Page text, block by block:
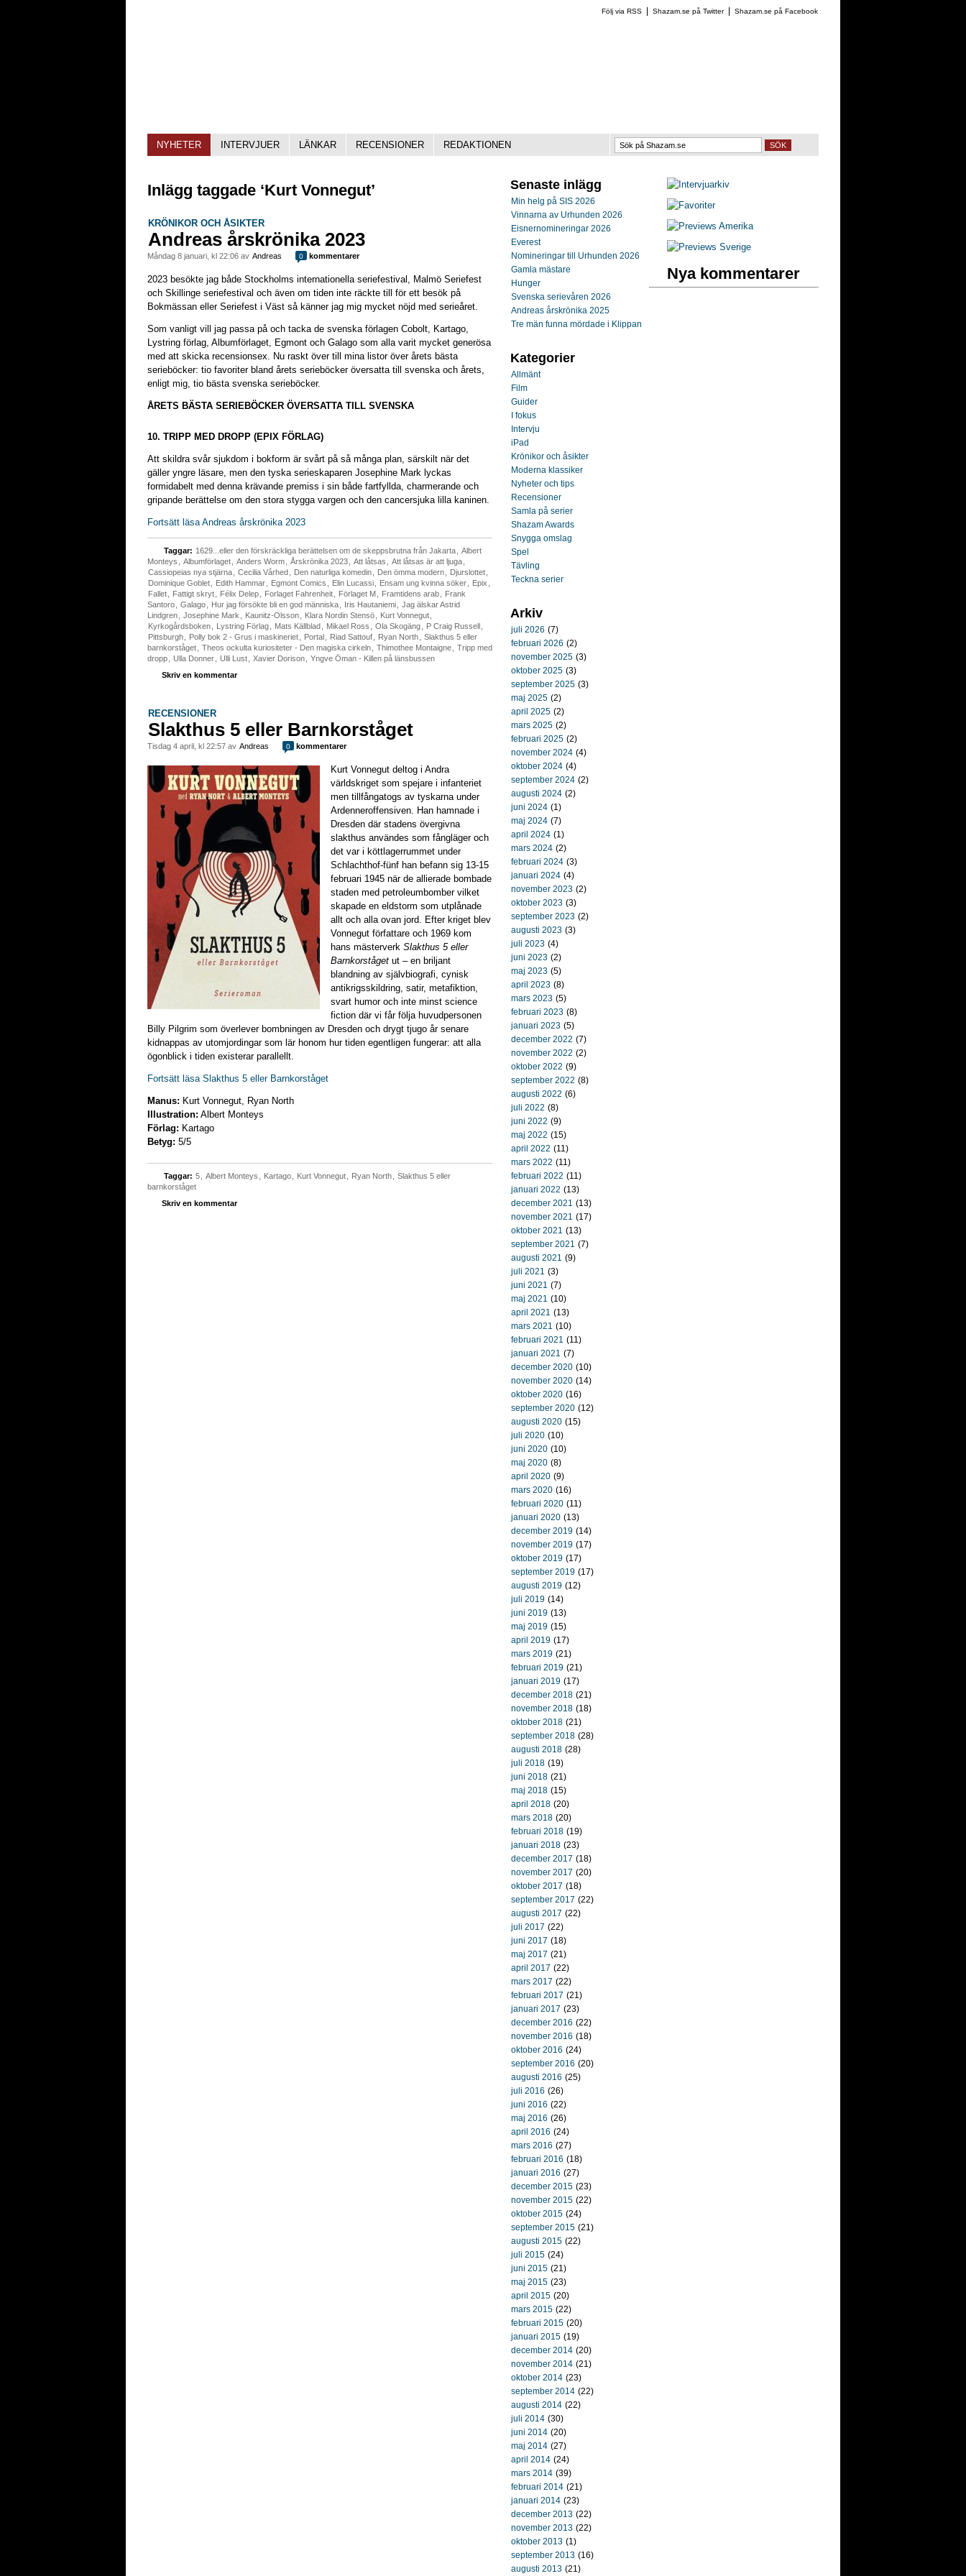
Shazam.se på Facebook
Shazam.se på Twitter
Följ via RSS
NYHETER INTERVJUER LÄNKAR RECENSIONER REDAKTIONEN SÖK
Inlägg taggade ‘Kurt Vonnegut’
KRÖNIKOR OCH ÅSIKTER
Andreas årskrönika 2023
måndag 8 januari, kl 22:06 av Andreas 0 kommentarer
2023 besökte jag både Stockholms internationella seriefestival, Malmö Seriefest
och Skillinge seriefestival och även om tiden inte räckte till för ett besök på
Bokmässan eller Seriefest i Väst så känner jag mig mycket nöjd med serieåret.
Som vanligt vill jag passa på och tacka de svenska förlagen Cobolt, Kartago,
Lystring förlag, Albumförlaget, Egmont och Galago som alla varit mycket generösa
med att skicka recensionsex. Nu raskt över till mina listor över årets bästa
serieböcker: tio favoriter bland årets serieböcker översatta till svenska och årets,
enligt mig, tio bästa svenska serieböcker.
ÅRETS BÄSTA SERIEBÖCKER ÖVERSATTA TILL SVENSKA
10. TRIPP MED DROPP (EPIX FÖRLAG)
Att skildra svår sjukdom i bokform är svårt på så många plan, särskilt när det
gäller yngre läsare, men den tyska serieskaparen Josephine Mark lyckas
formidabelt med denna krävande premiss i sin både fartfyllda, charmerande och
gripande berättelse om den stora stygga vargen och den cancersjuka lilla kaninen.
Fortsätt läsa Andreas årskrönika 2023
Taggar: 1629...eller den förskräckliga berättelsen om de skeppsbrutna från Jakarta
Albert
Monteys
Albumförlaget Anders Worm Årskrönika 2023 Att låtsas Att låtsas är att ljuga
Cassiopeias nya stjärna
Cecilia Vårhed Den naturliga komedin Den ömma modern Djurslottet
Dominique Goblet
Edith Hammar Egmont Comics Elin Lucassi Ensam ung kvinna söker Epix
Fallet
Fattigt skryt Félix Delep Forlaget Fahrenheit Förlaget M Framtidens arab
Frank
Santoro
Galago Hur jag försökte bli en god människa Iris Hautaniemi
Jag älskar Astrid
Lindgren
Josephine Mark Kaunitz-Olsson Klara Nordin Stensö Kurt Vonnegut
Kyrkogårdsboken
Lystring Förlag Mats Källblad Mikael Ross Ola Skogäng P Craig Russell
Pittsburgh
Polly bok 2 - Grus i maskineriet Portal Riad Sattouf Ryan North
Slakthus 5 eller
barnkorståget
Theos ockulta kuriositeter - Den magiska cirkeln Thimothee Montaigne
Tripp med
dropp
Ulla Donner Ulli Lust Xavier Dorison
Yngve Öman - Killen på länsbussen
Skriv en kommentar
RECENSIONER
Slakthus 5 eller Barnkorståget
tisdag 4 april, kl 22:57 av Andreas 0 kommentarer
Kurt Vonnegut deltog i Andra
världskriget som spejare i infanteriet
men tillfångatogs av tyskarna under
Ardenneroffensiven. Han hamnade i
Dresden där stadens övergivna
slakthus användes som fångläger och
det var i köttlagerrummet under
Schlachthof-fünf han befann sig 13-15
februari 1945 när de allierade bombade
staden med petroleumbomber vilket
skapade en eldstorm som utplånade
allt och alla ovan jord. Efter kriget blev
Vonnegut författare och 1969 kom
hans mästerverk Slakthus 5 eller
Barnkorståget ut – en briljant
blandning av självbiografi, cynisk
antikrigsskildring, satir, metafiktion,
svart humor och inte minst science
fiction där vi får följa huvudpersonen
Billy Pilgrim som överlever bombningen av Dresden och drygt tjugo år senare
kidnappas av utomjordingar som lär honom hur tiden egentligen fungerar: att alla
ögonblick i tiden existerar parallellt.
Fortsätt läsa Slakthus 5 eller Barnkorståget
Manus: Kurt Vonnegut, Ryan North
Illustration: Albert Monteys
Förlag: Kartago
Betyg: 5/5
Taggar: 5 Albert Monteys Kartago Kurt Vonnegut Ryan North
Slakthus 5 eller
barnkorståget
Skriv en kommentar
Senaste inlägg
Min helg på SIS 2026
Vinnarna av Urhunden 2026
Eisnernomineringar 2026
Everest
Nomineringar till Urhunden 2026
Gamla mästare
Hunger
Svenska serievåren 2026
Andreas årskrönika 2025
Tre män funna mördade i Klippan
Kategorier
Allmänt
Film
Guider
I fokus
Intervju
iPad
Krönikor och åsikter
Moderna klassiker
Nyheter och tips
Recensioner
Samla på serier
Shazam Awards
Snygga omslag
Spel
Tävling
Teckna serier
Arkiv
juli 2026 (7)
februari 2026 (2)
november 2025 (3)
oktober 2025 (3)
september 2025 (3)
maj 2025 (2)
april 2025 (2)
mars 2025 (2)
februari 2025 (2)
november 2024 (4)
oktober 2024 (4)
september 2024 (2)
augusti 2024 (2)
juni 2024 (1)
maj 2024 (7)
april 2024 (1)
mars 2024 (2)
februari 2024 (3)
januari 2024 (4)
november 2023 (2)
oktober 2023 (3)
september 2023 (2)
augusti 2023 (3)
juli 2023 (4)
juni 2023 (2)
maj 2023 (5)
april 2023 (8)
mars 2023 (5)
februari 2023 (8)
januari 2023 (5)
december 2022 (7)
november 2022 (2)
oktober 2022 (9)
september 2022 (8)
augusti 2022 (6)
juli 2022 (8)
juni 2022 (9)
maj 2022 (15)
april 2022 (11)
mars 2022 (11)
februari 2022 (11)
januari 2022 (13)
december 2021 (13)
november 2021 (17)
oktober 2021 (13)
september 2021 (7)
augusti 2021 (9)
juli 2021 (3)
juni 2021 (7)
maj 2021 (10)
april 2021 (13)
mars 2021 (10)
februari 2021 (11)
januari 2021 (7)
december 2020 (10)
november 2020 (14)
oktober 2020 (16)
september 2020 (12)
augusti 2020 (15)
juli 2020 (10)
juni 2020 (10)
maj 2020 (8)
april 2020 (9)
mars 2020 (16)
februari 2020 (11)
januari 2020 (13)
december 2019 (14)
november 2019 (17)
oktober 2019 (17)
september 2019 (17)
augusti 2019 (12)
juli 2019 (14)
juni 2019 (13)
maj 2019 (15)
april 2019 (17)
mars 2019 (21)
februari 2019 (21)
januari 2019 (17)
december 2018 (21)
november 2018 (18)
oktober 2018 (21)
september 2018 (28)
augusti 2018 (28)
juli 2018 (19)
juni 2018 (21)
maj 2018 (15)
april 2018 (20)
mars 2018 (20)
februari 2018 (19)
januari 2018 (23)
december 2017 (18)
november 2017 (20)
oktober 2017 (18)
september 2017 (22)
augusti 2017 (22)
juli 2017 (22)
juni 2017 (18)
maj 2017 (21)
april 2017 (22)
mars 2017 (22)
februari 2017 (21)
januari 2017 (23)
december 2016 (22)
november 2016 (18)
oktober 2016 (24)
september 2016 (20)
augusti 2016 (25)
juli 2016 (26)
juni 2016 (22)
maj 2016 (26)
april 2016 (24)
mars 2016 (27)
februari 2016 (18)
januari 2016 (27)
december 2015 (23)
november 2015 (22)
oktober 2015 (24)
september 2015 (21)
augusti 2015 (22)
juli 2015 (24)
juni 2015 (21)
maj 2015 (23)
april 2015 (20)
mars 2015 (22)
februari 2015 (20)
januari 2015 (19)
december 2014 (20)
november 2014 (21)
oktober 2014 (23)
september 2014 (22)
augusti 2014 (22)
juli 2014 (30)
juni 2014 (20)
maj 2014 (27)
april 2014 (24)
mars 2014 (39)
februari 2014 (21)
januari 2014 (23)
december 2013 (22)
november 2013 (22)
oktober 2013 (1)
september 2013 (16)
augusti 2013 (21)
Nya kommentarer